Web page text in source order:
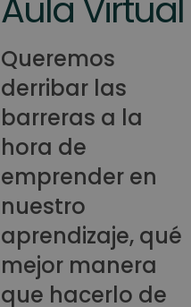
Queremos
derribar las
barreras a la
hora de
emprender en
nuestro
aprendizaje, qué
mejor manera
que hacerlo de